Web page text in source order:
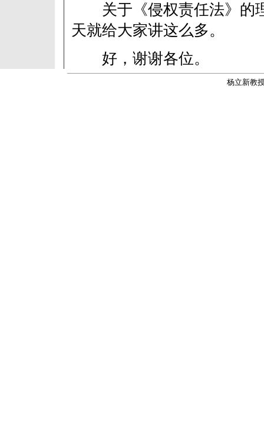
关于《侵权责任法》的
天就给大家讲这么多。
好，谢谢各位。
杨立新教